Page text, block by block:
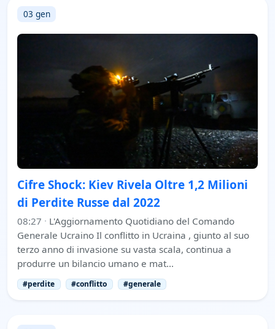
03 gen
Cifre Shock: Kiev Rivela Oltre 1,2 Milioni
di Perdite Russe dal 2022
08:27 · L'Aggiornamento Quotidiano del Comando
Generale Ucraino Il conflitto in Ucraina , giunto al suo
terzo anno di invasione su vasta scala, continua a
produrre un bilancio umano e mat…
#perdite #conflitto #generale